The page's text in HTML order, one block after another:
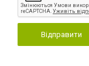
Відправити